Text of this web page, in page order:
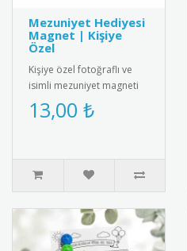
Mezuniyet Hediyesi
Magnet | Kişiye
Özel
Kişiye özel fotoğraflı ve
isimli mezuniyet magneti
ile mezuniyet anını anlamlı
bir hediyeyle ölümsüz..
13,00 ₺